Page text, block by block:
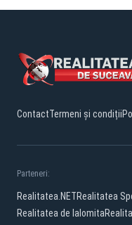
ContactTermeni și condiții
Parteneri:
Realitatea.NETRealitatea
Realitatea de Ialomita